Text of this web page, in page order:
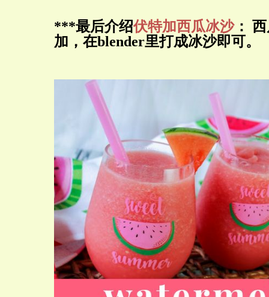
***最后介绍伏特加西瓜冰沙：
加，在blender里打成冰沙即可。